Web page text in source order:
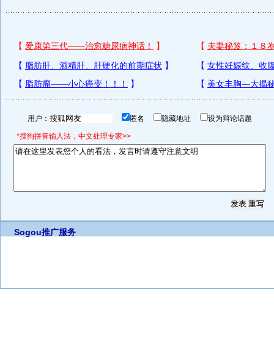
用户： 匿名 隐藏地址 设为辩论话题
*搜狗拼音输入法，中文处理专家>>
Sogou推广服务